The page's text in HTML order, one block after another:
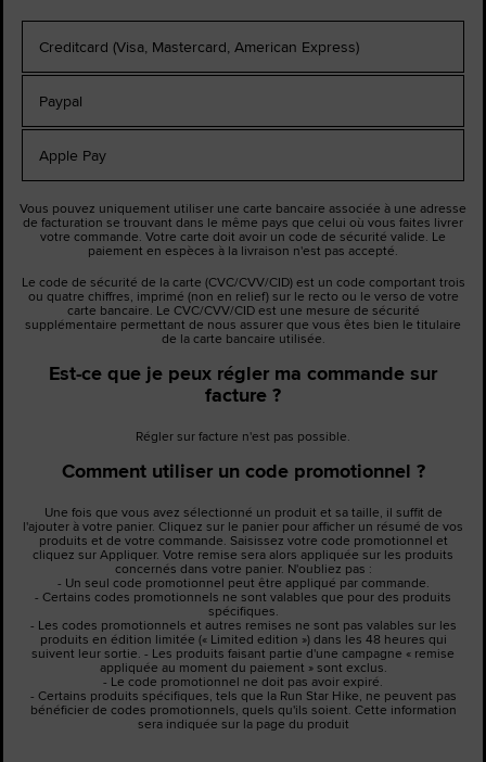
Creditcard (Visa, Mastercard, American Express)
Paypal
Apple Pay
Vous pouvez uniquement utiliser une carte bancaire associée à une adresse
de facturation se trouvant dans le même pays que celui où vous faites livrer
votre commande. Votre carte doit avoir un code de sécurité valide. Le
paiement en espèces à la livraison n'est pas accepté.
Le code de sécurité de la carte (CVC/CVV/CID) est un code comportant trois
ou quatre chiffres, imprimé (non en relief) sur le recto ou le verso de votre
carte bancaire. Le CVC/CVV/CID est une mesure de sécurité
supplémentaire permettant de nous assurer que vous êtes bien le titulaire
de la carte bancaire utilisée.
Est-ce que je peux régler ma commande sur
facture ?
Régler sur facture n'est pas possible.
Comment utiliser un code promotionnel ?
Une fois que vous avez sélectionné un produit et sa taille, il suffit de
l'ajouter à votre panier. Cliquez sur le panier pour afficher un résumé de vos
produits et de votre commande. Saisissez votre code promotionnel et
cliquez sur Appliquer. Votre remise sera alors appliquée sur les produits
concernés dans votre panier. N'oubliez pas :
- Un seul code promotionnel peut être appliqué par commande.
- Certains codes promotionnels ne sont valables que pour des produits
spécifiques.
- Les codes promotionnels et autres remises ne sont pas valables sur les
produits en édition limitée (« Limited edition ») dans les 48 heures qui
suivent leur sortie. - Les produits faisant partie d'une campagne « remise
appliquée au moment du paiement » sont exclus.
- Le code promotionnel ne doit pas avoir expiré.
- Certains produits spécifiques, tels que la Run Star Hike, ne peuvent pas
bénéficier de codes promotionnels, quels qu'ils soient. Cette information
sera indiquée sur la page du produit